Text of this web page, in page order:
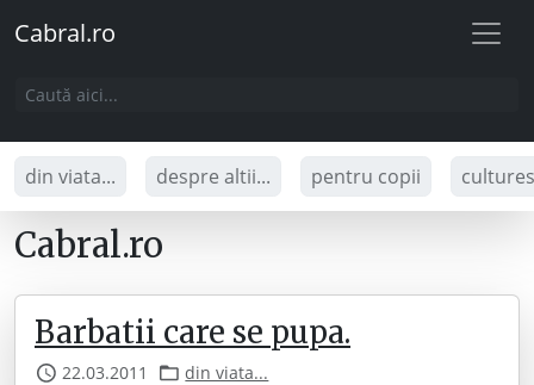
Cabral.ro
din viata... despre altii... pentru copii
Cabral.ro
Barbatii care se pupa.
22.03.2011 din viata...